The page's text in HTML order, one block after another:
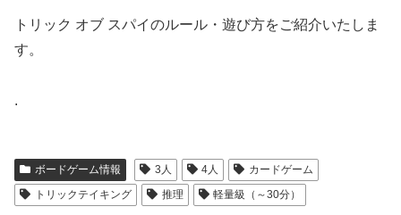
トリック オブ スパイのルール・遊び方をご紹介いたしま
す。
.
ボードゲーム情報 3人 4人
カードゲーム
トリックテイキング
推理 軽量級（～30分）